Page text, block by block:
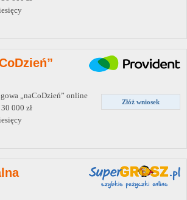
Złóż wniosek
„naCoDzień” online
000 zł